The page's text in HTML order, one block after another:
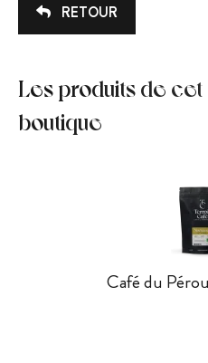
RETOUR
Les produits de
boutique
Café du